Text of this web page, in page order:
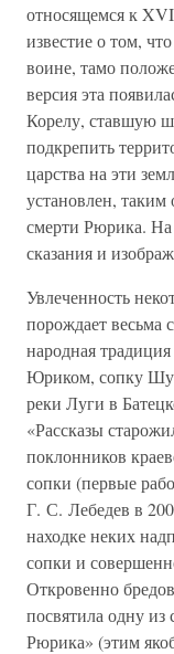
относящемся к
известие о том,
воине, тамо
версия эта
Корелу, ставшую
подкрепить
царства на эти
установлен,
смерти Рюрика.
сказания и
Увлеченность
порождает весьма
народная
Юриком, сопку
реки Луги в
«Рассказы
поклонников
сопки (первые
Г. С. Лебедев в
находке неких
сопки и
Откровенно
посвятила одну
Рюрика» (этим